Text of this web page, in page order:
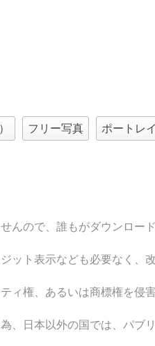
フリー写真 ポートレ
んので、誰もがダウンロー
ット表示なども必要なく、
ィ権、あるいは商標権を侵
、日本以外の国では、パブ